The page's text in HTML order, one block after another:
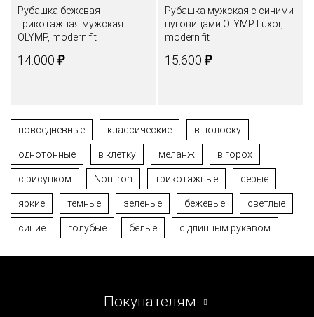
Рубашка бежевая
трикотажная мужская
OLYMP, modern fit
14.000 ₽
Рубашка мужская с синими
пуговицами OLYMP Luxor,
modern fit
15.600 ₽
повседневные классические в полоску
однотонные в клетку меланж в горох
с рисунком Non Iron трикотажные серые
яркие темные зеленые бежевые светлые
синие голубые белые с длинным рукавом
Покупателям